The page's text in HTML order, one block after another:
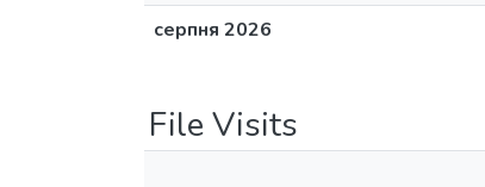
серпня 2026
File Visits